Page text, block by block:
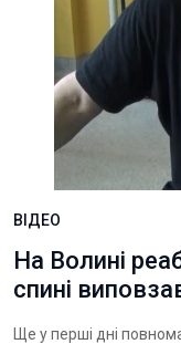
ВІДЕО
На Волині
спині
Ще у перші дні